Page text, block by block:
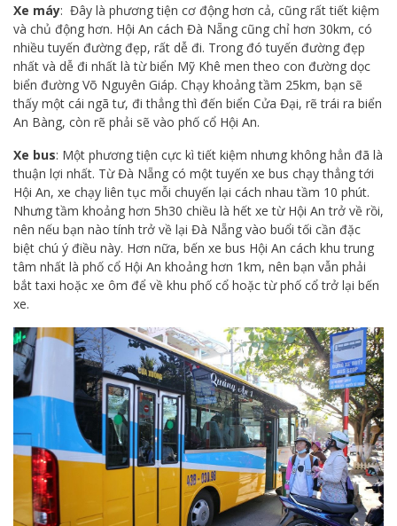
Xe máy: Đây là phương tiện cơ động hơn cả, cũng rất tiết kiệm
và chủ động hơn. Hội An cách Đà Nẵng cũng chỉ hơn 30km, có
nhiều tuyến đường đẹp, rất dễ đi. Trong đó tuyến đường đẹp
nhất và dễ đi nhất là từ biển Mỹ Khê men theo con đường dọc
biển đường Võ Nguyên Giáp. Chạy khoảng tầm 25km, bạn sẽ
thấy một cái ngã tư, đi thẳng thì đến biển Cửa Đại, rẽ trái ra biển
An Bàng, còn rẽ phải sẽ vào phố cổ Hội An.
Xe bus: Một phương tiện cực kì tiết kiệm nhưng không hẳn đã là
thuận lợi nhất. Từ Đà Nẵng có một tuyến xe bus chạy thẳng tới
Hội An, xe chạy liên tục mỗi chuyến lại cách nhau tầm 10 phút.
Nhưng tầm khoảng hơn 5h30 chiều là hết xe từ Hội An trở về rồi,
nên nếu bạn nào tính trở về lại Đà Nẵng vào buổi tối cần đặc
biệt chú ý điều này. Hơn nữa, bến xe bus Hội An cách khu trung
tâm nhất là phố cổ Hội An khoảng hơn 1km, nên bạn vẫn phải
bắt taxi hoặc xe ôm để về khu phố cổ hoặc từ phố cổ trở lại bến
xe.